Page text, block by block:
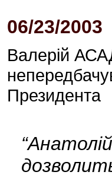
06/23/2003
Валерій
Президента